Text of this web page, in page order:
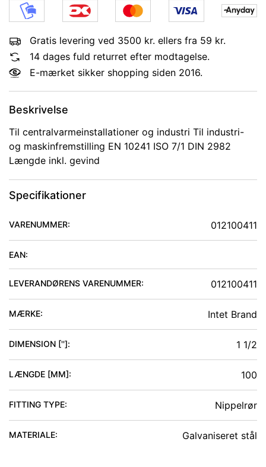
Gratis levering ved 3500 kr. ellers fra 59 kr.
14 dages fuld returret efter modtagelse.
E-mærket sikker shopping siden 2016.
Beskrivelse
Til centralvarmeinstallationer og industri Til industri-
og maskinfremstilling EN 10241 ISO 7/1 DIN 2982
Længde inkl. gevind
Specifikationer
VARENUMMER: 012100411
EAN:
LEVERANDØRENS VARENUMMER: 012100411
MÆRKE: Intet Brand
DIMENSION ['']: 1 1/2
LÆNGDE [MM]: 100
FITTING TYPE: Nippelrør
MATERIALE: Galvaniseret stål